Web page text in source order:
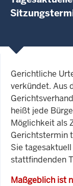
Gerichtliche
verkündet. Aus
heißt jede
Möglichkeit als
Gerichtstermin
Sie
stattfindenden
Maßgeblich ist